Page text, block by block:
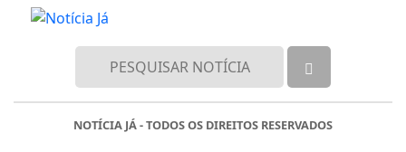
NOTÍCIA JÁ - TODOS OS DIREITOS RESERVADOS